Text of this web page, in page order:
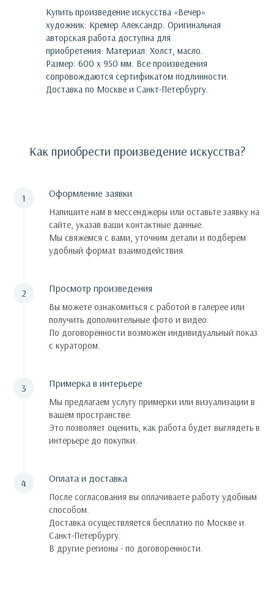
Купить произведение искусства «Вечер»
художник: Кремер Александр. Оригинальная
авторская работа доступна для
приобретения. Материал: Холст, масло.
Размер: 600 х 950 мм. Все произведения
сопровождаются сертификатом подлинности.
Доставка по Москве и Санкт-Петербургу.
Как приобрести произведение искусства?
Оформление заявки
Напишите нам в мессенджеры или оставьте заявку на
сайте, указав ваши контактные данные.
Мы свяжемся с вами, уточним детали и подберём
удобный формат взаимодействия.
Просмотр произведения
Вы можете ознакомиться с работой в галерее или
получить дополнительные фото и видео.
По договорённости возможен индивидуальный показ
с куратором.
Примерка в интерьере
Мы предлагаем услугу примерки или визуализации в
вашем пространстве.
Это позволяет оценить, как работа будет выглядеть в
интерьере до покупки.
Оплата и доставка
После согласования вы оплачиваете работу удобным
способом.
Доставка осуществляется бесплатно по Москве и
Санкт-Петербургу.
В другие регионы - по договоренности.